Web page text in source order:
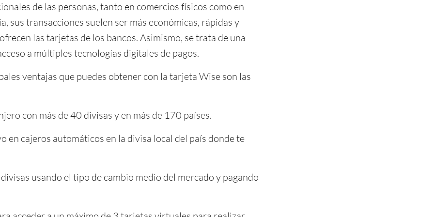
de las personas, tanto en comercios físicos como en
sus transacciones suelen ser más económicas, rápidas y
las tarjetas de los bancos. Asimismo, se trata de una
a múltiples tecnologías digitales de pagos.
ventajas que puedes obtener con la tarjeta Wise son las
con más de 40 divisas y en más de 170 países.
en cajeros automáticos en la divisa local del país donde te
usando el tipo de cambio medio del mercado y pagando